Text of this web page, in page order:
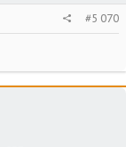
#5 070